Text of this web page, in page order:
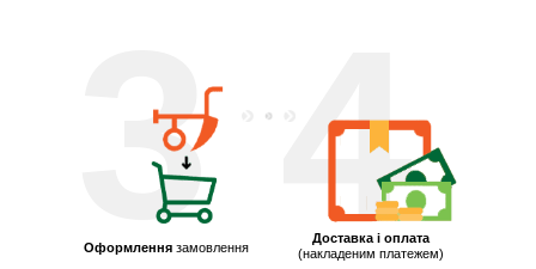
4
3
Оформлення замовлення
Доставка і оплата
(накладеним платежем)